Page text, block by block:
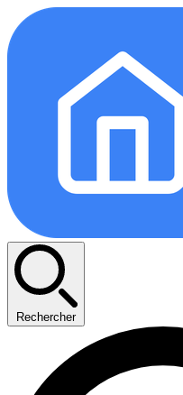
Rechercher